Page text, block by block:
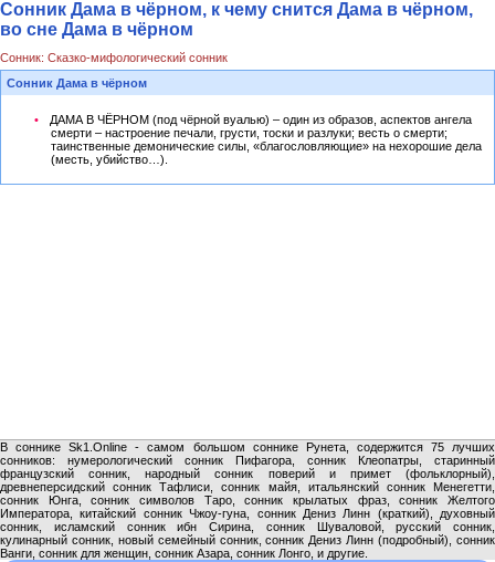
Сонник Дама в чёрном, к чему снится Дама в чёрном,
во сне Дама в чёрном
Сонник: Сказко-мифологический сонник
Сонник Дама в чёрном
ДАМА В ЧЁРНОМ (под чёрной вуалью) – один из образов, аспектов ангела
смерти – настроение печали, грусти, тоски и разлуки; весть о смерти;
таинственные демонические силы, «благословляющие» на нехорошие дела
(месть, убийство…).
В соннике Sk1.Online - самом большом соннике Рунета, содержится 75 лучших
сонников: нумерологический сонник Пифагора, сонник Клеопатры, старинный
французский сонник, народный сонник поверий и примет (фольклорный),
древнеперсидский сонник Тафлиси, сонник майя, итальянский сонник Менегетти,
сонник Юнга, сонник символов Таро, сонник крылатых фраз, сонник Желтого
Императора, китайский сонник Чжоу-гуна, сонник Дениз Линн (краткий), духовный
сонник, исламский сонник ибн Сирина, сонник Шуваловой, русский сонник,
кулинарный сонник, новый семейный сонник, сонник Дениз Линн (подробный), сонник
Ванги, сонник для женщин, сонник Азара, сонник Лонго, и другие.